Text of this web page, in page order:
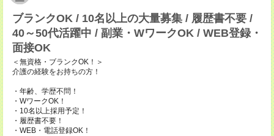
ブランクOK / 10名以上の大量募集 / 履歴書不要 /
40～50代活躍中 / 副業・WワークOK / WEB登録・
面接OK
＜無資格・ブランクOK！＞
介護の経験をお持ちの方！
・年齢、学歴不問！
・WワークOK！
・10名以上採用予定！
・履歴書不要！
・WEB・電話登録OK！